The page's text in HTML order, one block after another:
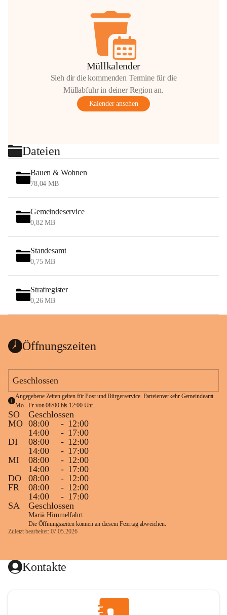
Müllkalender
Sieh dir die kommenden Termine für die
Müllabfuhr in deiner Region an.
Kalender ansehen
Dateien
Bauen & Wohnen
78,04 MB
Gemeindeservice
0,82 MB
Standesamt
0,75 MB
Strafregister
0,26 MB
Öffnungszeiten
Geschlossen
Angegebene Zeiten gelten für Post und Bürgerservice. Parteienverkehr Gemeindeamt
Mo - Fr von 08:00 bis 12:00 Uhr.
SO
Geschlossen
MO 08:00 - 12:00
14:00
- 17:00
DI
08:00 - 12:00
14:00
- 17:00
MI
08:00 - 12:00
14:00
- 17:00
DO
08:00 - 12:00
FR
08:00 - 12:00
14:00
- 17:00
SA
Geschlossen
Mariä Himmelfahrt:
Die Öffnungszeiten können an diesem Feiertag abweichen.
Zuletzt bearbeitet: 07.05.2026
Kontakte